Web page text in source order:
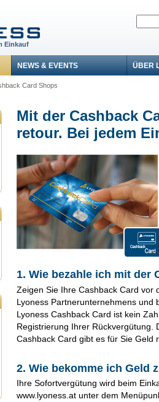
Einkauf
NEWS & EVENTS ÜBER
Card Shops
Mit der Cashback
retour. Bei jedem
1. Wie bezahle ich mit der
Zeigen Sie Ihre Cashback Card vor
Lyoness Partnerunternehmens und
Lyoness Cashback Card ist kein
Registrierung Ihrer Rückvergütung.
Cashback Card gibt es für Sie Geld
2. Wie bekomme ich Geld
Ihre Sofortvergütung wird beim
www.lyoness.at unter dem